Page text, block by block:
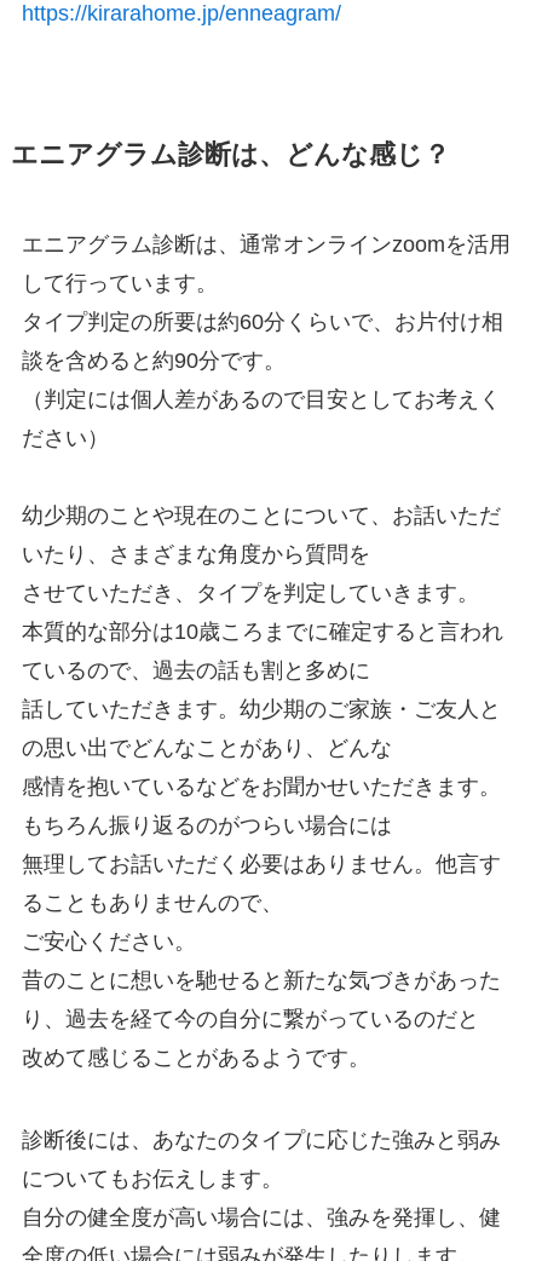
https://kirarahome.jp/enneagram/
エニアグラム診断は、どんな感じ？
エニアグラム診断は、通常オンラインzoomを活用
して行っています。
タイプ判定の所要は約60分くらいで、お片付け相
談を含めると約90分です。
（判定には個人差があるので目安としてお考えく
ださい）
幼少期のことや現在のことについて、お話いただ
いたり、さまざまな角度から質問を
させていただき、タイプを判定していきます。
本質的な部分は10歳ころまでに確定すると言われ
ているので、過去の話も割と多めに
話していただきます。幼少期のご家族・ご友人と
の思い出でどんなことがあり、どんな
感情を抱いているなどをお聞かせいただきます。
もちろん振り返るのがつらい場合には
無理してお話いただく必要はありません。他言す
ることもありませんので、
ご安心ください。
昔のことに想いを馳せると新たな気づきがあった
り、過去を経て今の自分に繋がっているのだと
改めて感じることがあるようです。
診断後には、あなたのタイプに応じた強みと弱み
についてもお伝えします。
自分の健全度が高い場合には、強みを発揮し、健